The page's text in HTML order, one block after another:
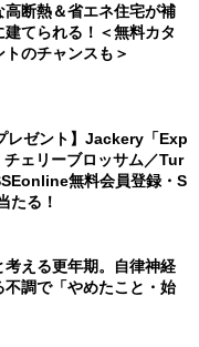
高断熱＆省エネ住宅が補
建てられる！＜無料カタ
トのチャンスも＞
レゼント】Jackery「Exp
ェリーブロッサム／Tur
無料会員登録・S
たる！
考える更年期。自律神経
不調で「やめたこと・始